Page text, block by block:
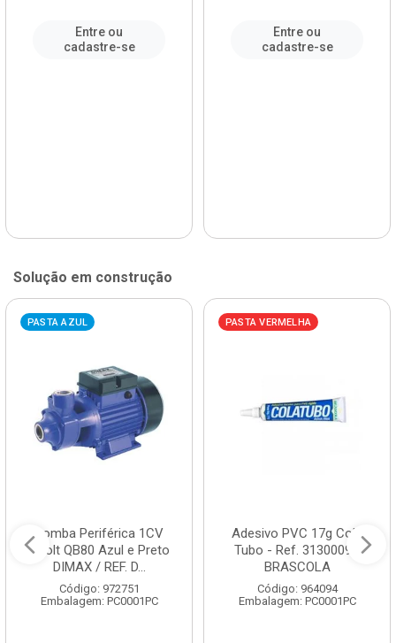
Entre ou
cadastre-se
Entre ou
cadastre-se
Solução em construção
PASTA AZUL
Bomba Periférica 1CV
Bivolt QB80 Azul e Preto
DIMAX / REF. D...
Código: 972751
Embalagem: PC0001PC
PASTA VERMELHA
Adesivo PVC 17g Cola
Tubo - Ref. 3130009 -
BRASCOLA
Código: 964094
Embalagem: PC0001PC